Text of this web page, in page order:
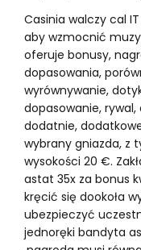
Casinia walczy cal
aby wzmocnić
oferuje bonusy,
dopasowania,
wyrównywanie,
dopasowanie,
dodatnie,
wybrany gniazda, z
wysokości 20 €.
astat 35x za bonus
kręcić się dookoła
ubezpieczyć
jednoręki bandyta